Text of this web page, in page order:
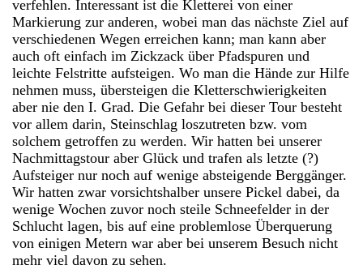
verfehlen. Interessant ist die Kletterei von einer
Markierung zur anderen, wobei man das nächste Ziel auf
verschiedenen Wegen erreichen kann; man kann aber
auch oft einfach im Zickzack über Pfadspuren und
leichte Felstritte aufsteigen. Wo man die Hände zur Hilfe
nehmen muss, übersteigen die Kletterschwierigkeiten
aber nie den I. Grad. Die Gefahr bei dieser Tour besteht
vor allem darin, Steinschlag loszutreten bzw. vom
solchem getroffen zu werden. Wir hatten bei unserer
Nachmittagstour aber Glück und trafen als letzte (?)
Aufsteiger nur noch auf wenige absteigende Berggänger.
Wir hatten zwar vorsichtshalber unsere Pickel dabei, da
wenige Wochen zuvor noch steile Schneefelder in der
Schlucht lagen, bis auf eine problemlose Überquerung
von einigen Metern war aber bei unserem Besuch nicht
mehr viel davon zu sehen.